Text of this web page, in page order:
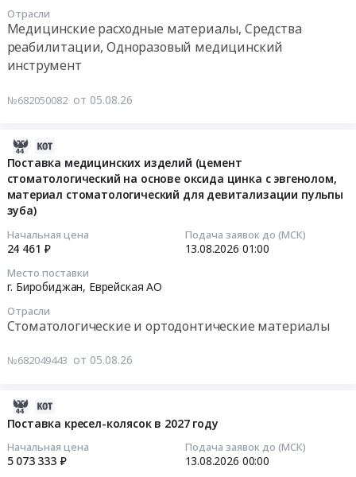
Отрасли
Медицинские расходные материалы, Средства
реабилитации, Одноразовый медицинский
инструмент
№682050082 от 05.08.26
Поставка медицинских изделий (цемент
стоматологический на основе оксида цинка с эвгенолом,
материал стоматологический для девитализации пульпы
зуба)
Начальная цена
24 461 ₽
Подача заявок до (МСК)
13.08.2026 01:00
Место поставки
г. Биробиджан, Еврейская АО
Отрасли
Стоматологические и ортодонтические материалы
№682049443 от 05.08.26
Поставка кресел-колясок в 2027 году
Начальная цена
5 073 333 ₽
Подача заявок до (МСК)
13.08.2026 00:00